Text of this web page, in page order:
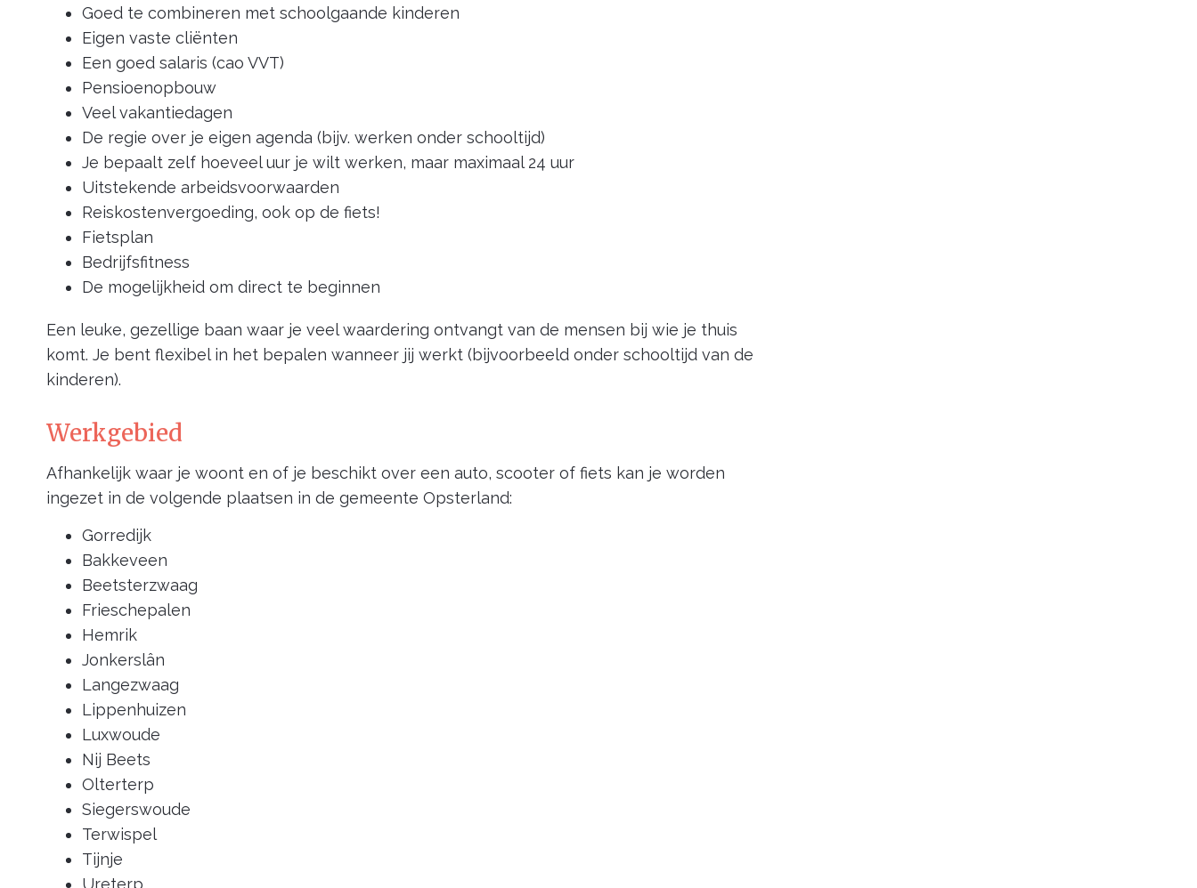
Goed te combineren met schoolgaande kinderen
Eigen vaste cliënten
Een goed salaris (cao VVT)
Pensioenopbouw
Veel vakantiedagen
De regie over je eigen agenda (bijv. werken onder schooltijd)
Je bepaalt zelf hoeveel uur je wilt werken, maar maximaal 24 uur
Uitstekende arbeidsvoorwaarden
Reiskostenvergoeding, ook op de fiets!
Fietsplan
Bedrijfsfitness
De mogelijkheid om direct te beginnen
Een leuke, gezellige baan waar je veel waardering ontvangt van de mensen bij wie je thuis
komt. Je bent flexibel in het bepalen wanneer jij werkt (bijvoorbeeld onder schooltijd van de
kinderen).
Werkgebied
Afhankelijk waar je woont en of je beschikt over een auto, scooter of fiets kan je worden
ingezet in de volgende plaatsen in de gemeente Opsterland:
Gorredijk
Bakkeveen
Beetsterzwaag
Frieschepalen
Hemrik
Jonkerslân
Langezwaag
Lippenhuizen
Luxwoude
Nij Beets
Olterterp
Siegerswoude
Terwispel
Tijnje
Ureterp